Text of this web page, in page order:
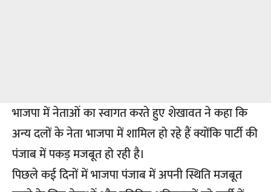
भाजपा में नेताओं का स्वागत करते हुए शेखावत ने कहा कि
अन्य दलों के नेता भाजपा में शामिल हो रहे हैं क्योंकि पार्टी की
पंजाब में पकड़ मजबूत हो रही है।
पिछले कई दिनों में भाजपा पंजाब में अपनी स्थिति मजबूत